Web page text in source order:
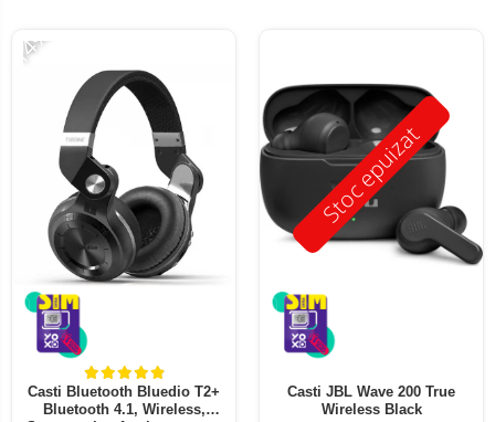
-14%
Casti Bluetooth Bluedio T2+
Bluetooth 4.1, Wireless,
Stoc epuizat
Casti JBL Wave 200 True
Wireless Black